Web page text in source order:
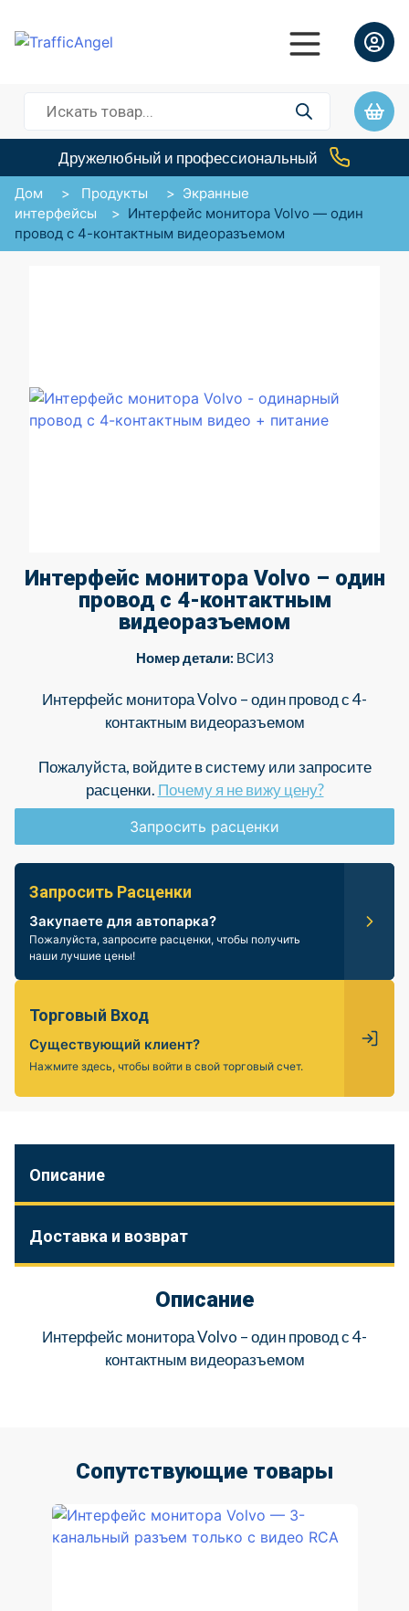
Поиск
товаров
Дружелюбный и профессиональный
Дом > Продукты > Экранные
интерфейсы
> Интерфейс монитора Volvo — один
провод с 4-контактным видеоразъемом
Интерфейс монитора Volvo – один
провод с 4-контактным
видеоразъемом
Номер детали: ВСИ3
Интерфейс монитора Volvo – один провод с 4-
контактным видеоразъемом
Пожалуйста, войдите в систему или запросите
расценки. Почему я не вижу цену?
Запросить расценки
Запросить Расценки
Закупаете для автопарка?
Пожалуйста, запросите расценки, чтобы получить
наши лучшие цены!
Торговый Вход
Существующий клиент?
Нажмите здесь, чтобы войти в свой торговый счет.
Описание
Доставка и возврат
Описание
Интерфейс монитора Volvo – один провод с 4-
контактным видеоразъемом
Сопутствующие товары